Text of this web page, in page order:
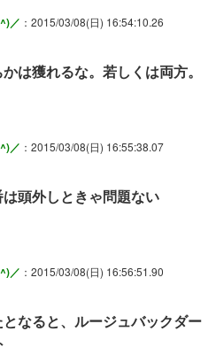
／ ：2015/03/08(日) 16:54:10.26
は獲れるな。若しくは両方。
／ ：2015/03/08(日) 16:55:38.07
頭外しときゃ問題ない
／ ：2015/03/08(日) 16:56:51.90
なると、ルージュバックダー